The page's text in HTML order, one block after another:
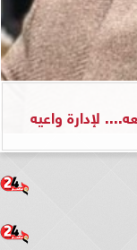
لإدارة واعيه